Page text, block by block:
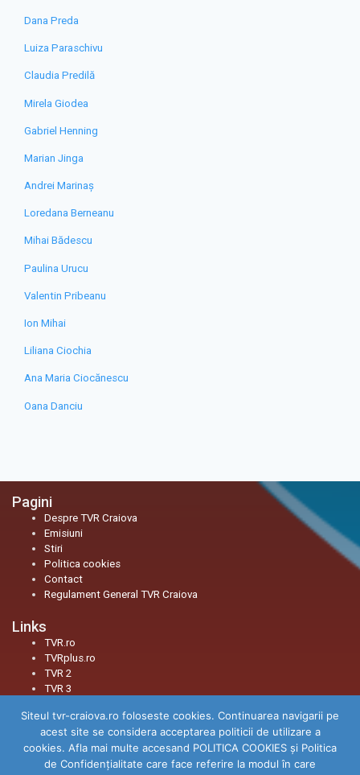
Dana Preda
Luiza Paraschivu
Claudia Predilă
Mirela Giodea
Gabriel Henning
Marian Jinga
Andrei Marinaș
Loredana Berneanu
Mihai Bădescu
Paulina Urucu
Valentin Pribeanu
Ion Mihai
Liliana Ciochia
Ana Maria Ciocănescu
Oana Danciu
Pagini
Despre TVR Craiova
Emisiuni
Stiri
Politica cookies
Contact
Regulament General TVR Craiova
Links
TVR.ro
TVRplus.ro
TVR 2
TVR 3
Social
Facebook
Youtube
Instagram
Siteul tvr-craiova.ro foloseste cookies. Continuarea navigarii pe
acest site se considera acceptarea politicii de utilizare a
cookies. Afla mai multe accesand POLITICA COOKIES și Politica
de Confidenţialitate care face referire la modul în care